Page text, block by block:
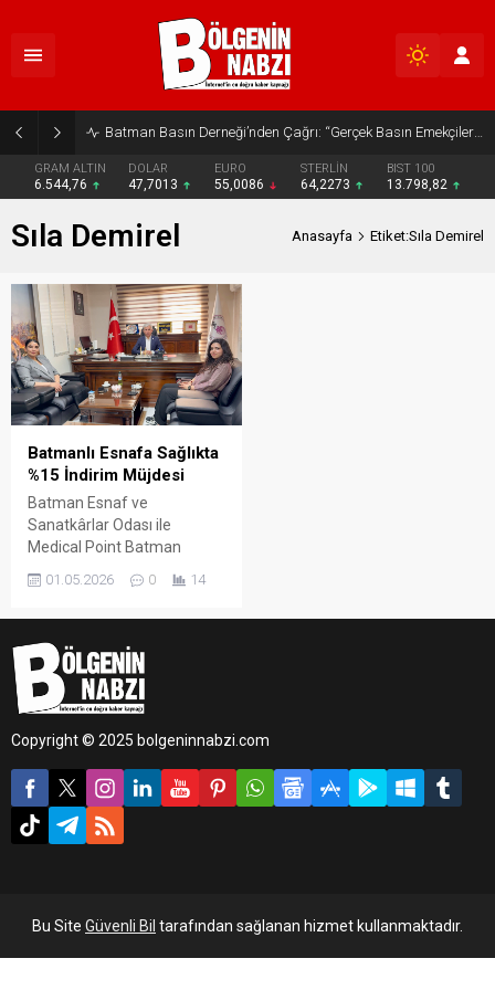
Batman Basın Derneği’nden Çağrı: “Gerçek Basın Emekçileri Desteklenmeli”
GRAM ALTIN
6.544,76
DOLAR
47,7013
EURO
55,0086
STERLİN
64,2273
BIST 100
13.798,82
Sıla Demirel Anasayfa Etiket:Sıla Demirel
Batmanlı Esnafa Sağlıkta
%15 İndirim Müjdesi
Batman Esnaf ve
Sanatkârlar Odası ile
Medical Point Batman
imzalanan iş birliği
indirim imkânı sağlandı.
01.05.2026 0 14
Copyright © 2025 bolgeninnabzi.com
Bu Site Güvenli Bil tarafından sağlanan hizmet kullanmaktadır.